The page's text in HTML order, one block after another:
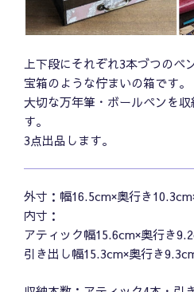
上下段にそれぞれ3本づつのペ
宝箱のような佇まいの箱です。
大切な万年筆・ボールペンを
す。
3点出品します。
外寸：幅16.5cm×奥行き
内寸：
アティック幅15.6cm×奥行き
引き出し幅15.3cm×奥行き